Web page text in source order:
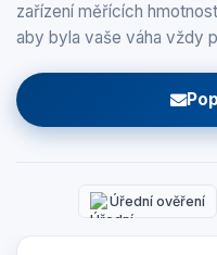
zařízení měřících
aby byla vaše váha vždy
Úřední ověření